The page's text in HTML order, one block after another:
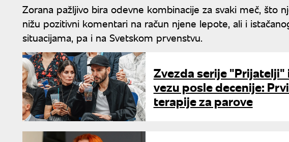
Zorana pažljivo bira odevne kombinacije za svaki meč, što
nižu pozitivni komentari na račun njene lepote, ali i
situacijama, pa i na Svetskom prvenstvu.
Zvezda serije
vezu posle decenije:
terapije za parove